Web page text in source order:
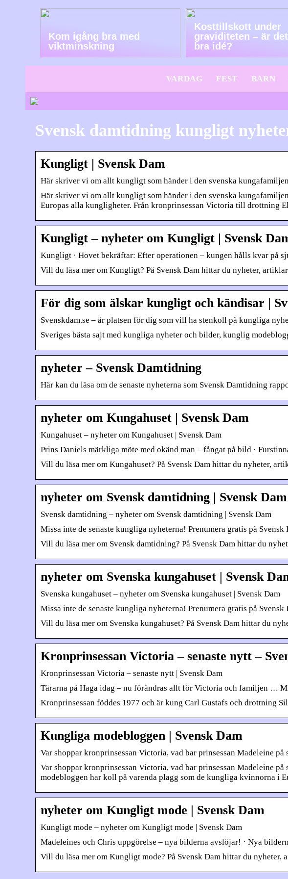
Kom igång bra med
viktminskning
Kosttillskott under
graviditeten – är
bra idé?
VARDAG FEST BARN
Svensk damtidning kungligt
Kungligt | Svensk Dam
Här skriver vi om allt kungligt som händer i den svenska
Här skriver vi om allt kungligt som händer i den svenska
Europas alla kungligheter. Från kronprinsessan Victoria till drottning
Kungligt – nyheter om Kungligt | Svensk
Kungligt · Hovet bekräftar: Efter operationen – kungen hålls kvar på
Vill du läsa mer om Kungligt? På Svensk Dam hittar du nyheter,
För dig som älskar kungligt och kändisar |
Svenskdam.se – är platsen för dig som vill ha stenkoll på kungliga
Sveriges bästa sajt med kungliga nyheter och bilder, kunglig
nyheter – Svensk Damtidning
Här kan du läsa om de senaste nyheterna som Svensk Damtidning
nyheter om Kungahuset | Svensk Dam
Kungahuset – nyheter om Kungahuset | Svensk Dam
Prins Daniels märkliga möte med okänd man – fångat på bild ·
Vill du läsa mer om Kungahuset? På Svensk Dam hittar du nyheter,
nyheter om Svensk damtidning | Svensk Dam
Svensk damtidning – nyheter om Svensk damtidning | Svensk Dam
Missa inte de senaste kungliga nyheterna! Prenumera gratis på
Vill du läsa mer om Svensk damtidning? På Svensk Dam hittar du
nyheter om Svenska kungahuset | Svensk
Svenska kungahuset – nyheter om Svenska kungahuset | Svensk Dam
Missa inte de senaste kungliga nyheterna! Prenumera gratis på
Vill du läsa mer om Svenska kungahuset? På Svensk Dam hittar du
Kronprinsessan Victoria – senaste nytt –
Kronprinsessan Victoria – senaste nytt | Svensk Dam
Tårarna på Haga idag – nu förändras allt för Victoria och familjen …
Kronprinsessan föddes 1977 och är kung Carl Gustafs och drottning
Kungliga modebloggen | Svensk Dam
Var shoppar kronprinsessan Victoria, vad bar prinsessan Madeleine
Var shoppar kronprinsessan Victoria, vad bar prinsessan Madeleine
modebloggen har koll på varenda plagg som de kungliga kvinnorna i
nyheter om Kungligt mode | Svensk Dam
Kungligt mode – nyheter om Kungligt mode | Svensk Dam
Madeleines och Chris uppgörelse – nya bilderna avslöjar! · Nya
Vill du läsa mer om Kungligt mode? På Svensk Dam hittar du